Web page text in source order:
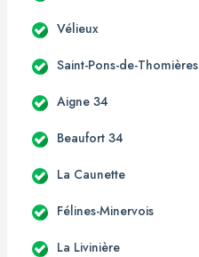
Vélieux
Saint-Pons-de-Thomières
Aigne 34
Beaufort 34
La Caunette
Félines-Minervois
La Livinière